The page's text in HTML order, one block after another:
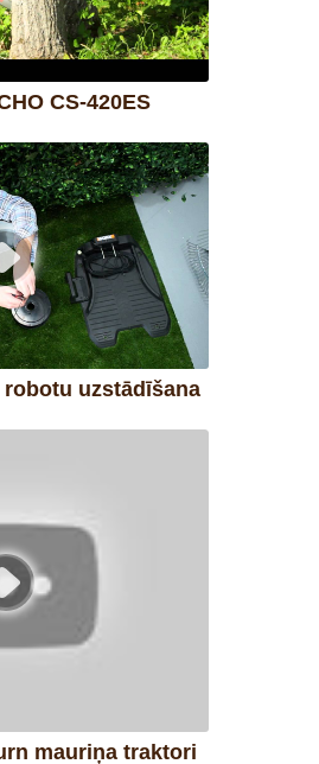
CS-420ES
robotu uzstādīšana
mauriņa traktori